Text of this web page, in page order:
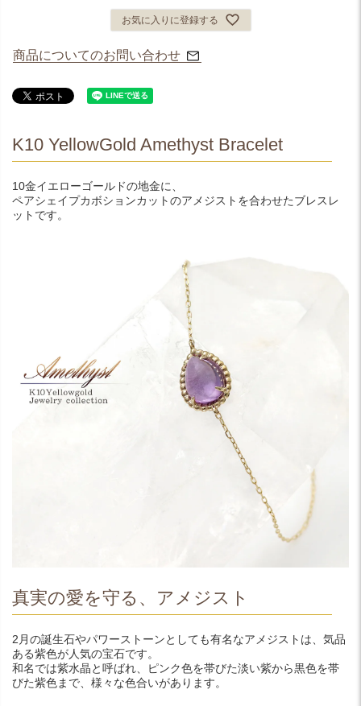
お気に入りに登録する
商品についてのお問い合わせ
K10 YellowGold Amethyst Bracelet
10金イエローゴールドの地金に、
ペアシェイプカボションカットのアメジストを合わせたブレスレ
ットです。
真実の愛を守る、アメジスト
2月の誕生石やパワーストーンとしても有名なアメジストは、気品
ある紫色が人気の宝石です。
和名では紫水晶と呼ばれ、ピンク色を帯びた淡い紫から黒色を帯
びた紫色まで、様々な色合いがあります。